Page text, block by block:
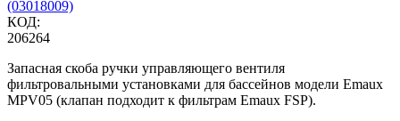
(03018009)
КОД:
206264
Запасная скоба ручки управляющего вентиля
фильтровальными установками для бассейнов модели Emaux
MPV05 (клапан подходит к фильтрам Emaux FSP).